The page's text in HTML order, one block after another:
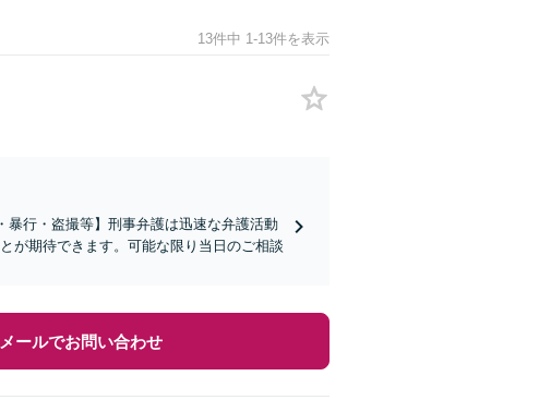
13件中 1-13件を表示
暴行・盗撮等】刑事弁護は迅速な弁護活動
が期待できます。可能な限り当日のご相談
メールでお問い合わせ